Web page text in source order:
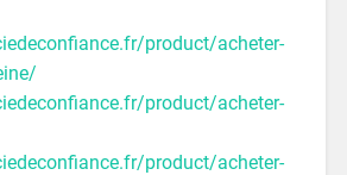
product/acheter-
product/acheter-
product/acheter-